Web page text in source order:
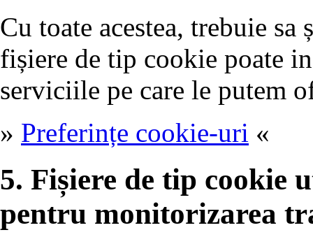
Cu toate acestea, trebuie
fișiere de tip cookie poate
serviciile pe care le putem
» Preferințe cookie-uri «
5. Fișiere de tip cookie
pentru monitorizarea